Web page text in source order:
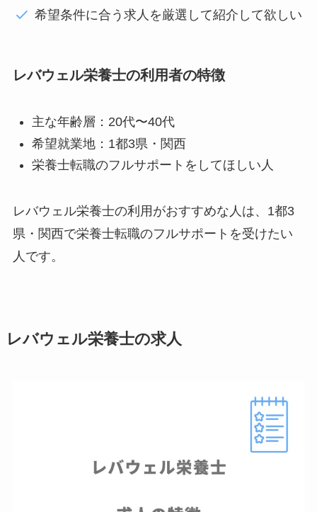
希望条件に合う求人を厳選して紹介して欲しい
レバウェル栄養士の利用者の特徴
主な年齢層：20代〜40代
希望就業地：1都3県・関西
栄養士転職のフルサポートをしてほしい人
レバウェル栄養士の利用がおすすめな人は、1都3
県・関西で栄養士転職のフルサポートを受けたい
人です。
レバウェル栄養士の求人